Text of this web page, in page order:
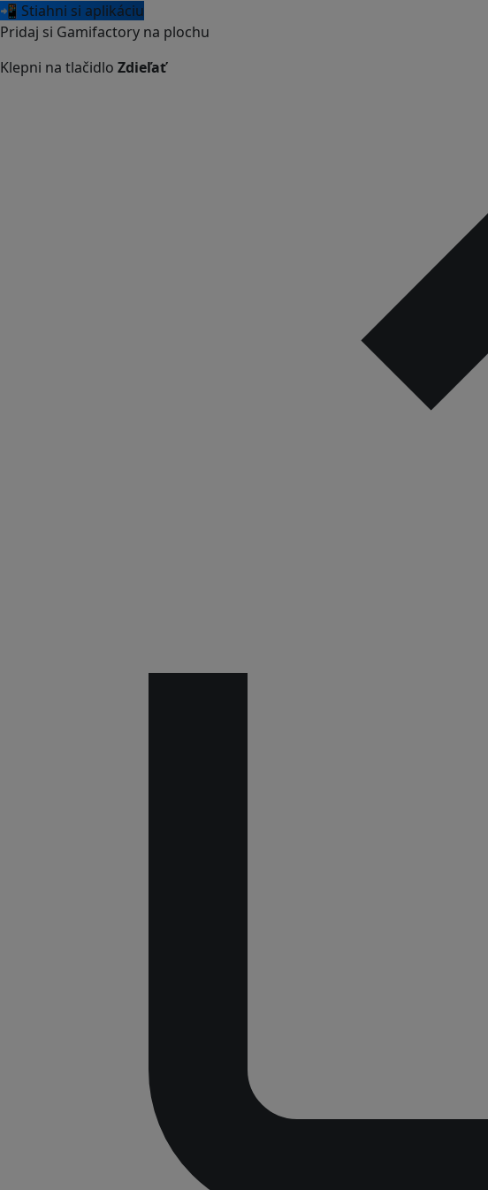
📲 Stiahni si aplikáciu
Pridaj si Gamifactory na plochu
Klepni na tlačidlo Zdieľať